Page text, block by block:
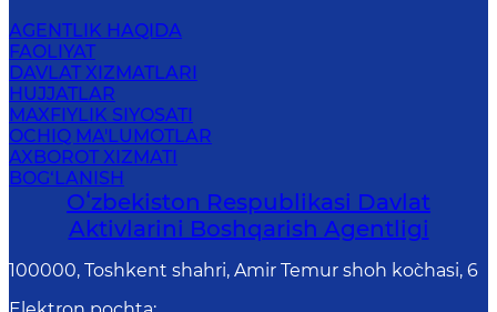
AGENTLIK HAQIDA
FAOLIYAT
DAVLAT XIZMATLARI
HUJJATLAR
MAXFIYLIK SIYOSATI
OCHIQ MA'LUMOTLAR
AXBOROT XIZMATI
BOG‘LANISH
Oʻzbekiston Respublikasi Davlat
Aktivlarini Boshqarish Agentligi
100000, Toshkent shahri, Amir Temur shoh ko`chasi, 6